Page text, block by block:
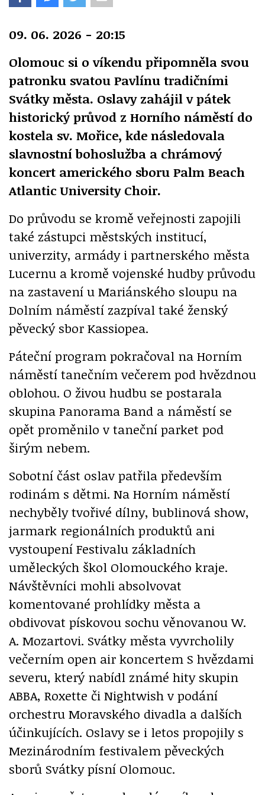
09. 06. 2026 - 20:15
Olomouc si o víkendu připomněla svou
patronku svatou Pavlínu tradičními
Svátky města. Oslavy zahájil v pátek
historický průvod z Horního náměstí do
kostela sv. Mořice, kde následovala
slavnostní bohoslužba a chrámový
koncert amerického sboru Palm Beach
Atlantic University Choir.
Do průvodu se kromě veřejnosti zapojili
také zástupci městských institucí,
univerzity, armády i partnerského města
Lucernu a kromě vojenské hudby průvodu
na zastavení u Mariánského sloupu na
Dolním náměstí zazpíval také ženský
pěvecký sbor Kassiopea.
Páteční program pokračoval na Horním
náměstí tanečním večerem pod hvězdnou
oblohou. O živou hudbu se postarala
skupina Panorama Band a náměstí se
opět proměnilo v taneční parket pod
širým nebem.
Sobotní část oslav patřila především
rodinám s dětmi. Na Horním náměstí
nechyběly tvořivé dílny, bublinová show,
jarmark regionálních produktů ani
vystoupení Festivalu základních
uměleckých škol Olomouckého kraje.
Návštěvníci mohli absolvovat
komentované prohlídky města a
obdivovat pískovou sochu věnovanou W.
A. Mozartovi. Svátky města vyvrcholily
večerním open air koncertem S hvězdami
severu, který nabídl známé hity skupin
ABBA, Roxette či Nightwish v podání
orchestru Moravského divadla a dalších
účinkujících. Oslavy se i letos propojily s
Mezinárodním festivalem pěveckých
sborů Svátky písní Olomouc.